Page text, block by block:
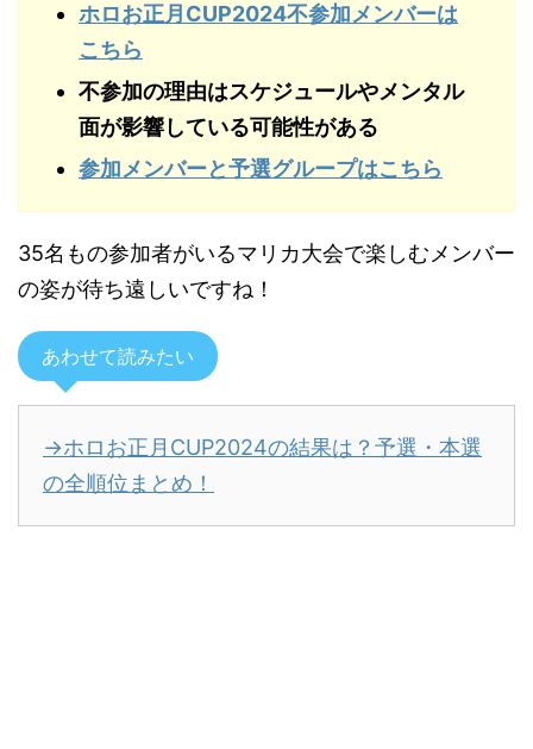
ホロお正月CUP2024不参加メンバーは
こちら
不参加の理由はスケジュールやメンタル
面が影響している可能性がある
参加メンバーと予選グループはこちら
35名もの参加者がいるマリカ大会で楽しむメンバー
の姿が待ち遠しいですね！
あわせて読みたい
→ホロお正月CUP2024の結果は？予選・本選
の全順位まとめ！